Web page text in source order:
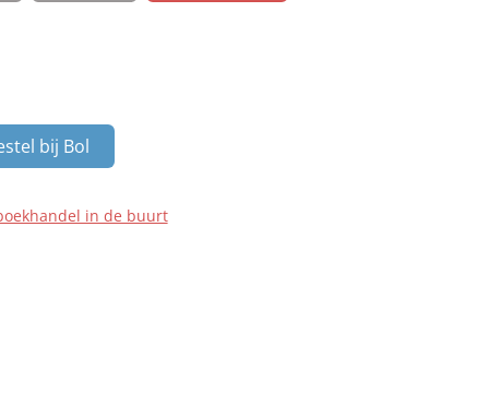
bij Bol
in de buurt